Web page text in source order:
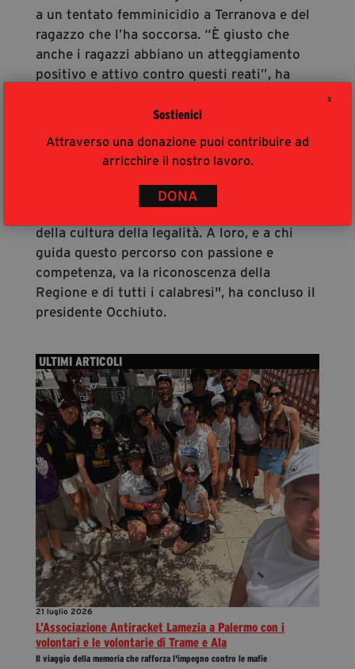
X
Sostienici
Attraverso una donazione puoi contribuire ad
arricchire il nostro lavoro.
DONA
a un tentato femminicidio a Terranova e del
ragazzo che l’ha soccorsa. “È giusto che
anche i ragazzi abbiano un atteggiamento
positivo e attivo contro questi reati”, ha
“La Calabria è una terra ricca di solidarietà,
senso di comunità e risorse umane
straordinarie. Lo dimostrano i volontari di
contribuito a fare di questo festival un punto
di riferimento nazionale nella promozione
della cultura della legalità. A loro, e a chi
guida questo percorso con passione e
competenza, va la riconoscenza della
Regione e di tutti i calabresi", ha concluso il
presidente Occhiuto.
ULTIMI ARTICOLI
21 luglio 2026
L’Associazione Antiracket Lamezia a Palermo con i
volontari e le volontarie di Trame e Ala
Il viaggio della memoria che rafforza l'impegno contro le mafie